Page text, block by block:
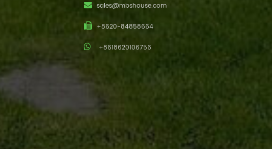
sales@mbshouse.com
+8620-84858664
+8618620106756